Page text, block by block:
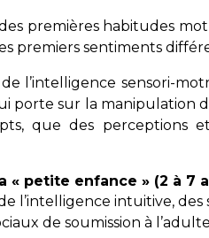
premières habitudes
premiers sentiments
l’intelligence sensori-
porte sur la manipulation
que des perceptions
« petite enfance » (2 à 7
l’intelligence intuitive,
de soumission à